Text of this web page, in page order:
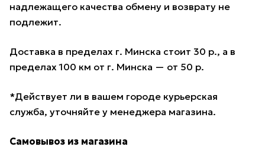
надлежащего качества обмену и возврату не
подлежит.
Доставка в пределах г. Минска стоит 30 р., а в
пределах 100 км от г. Минска — от 50 р.
*Действует ли в вашем городе курьерская
служба, уточняйте у менеджера магазина.
Самовывоз из магазина